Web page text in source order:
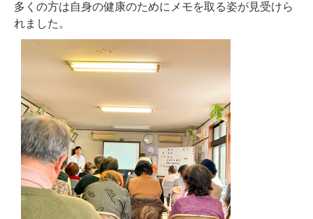
多くの方は自身の健康のためにメモを取る姿が見受けら
れました。